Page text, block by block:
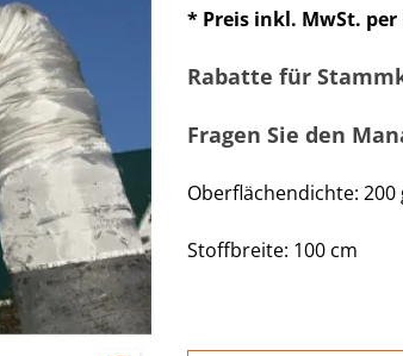
* Preis inkl. MwSt. per
Rabatte für
Fragen Sie den
Oberflächendichte: 200
Stoffbreite: 100 cm